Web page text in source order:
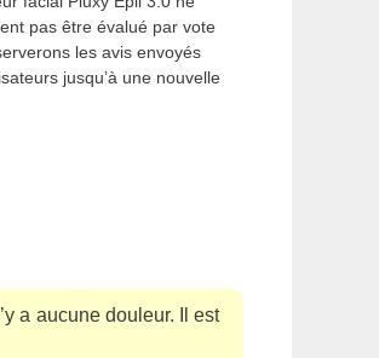
pas être évalué par vote
les avis envoyés
jusqu’à une nouvelle
a aucune douleur. Il est